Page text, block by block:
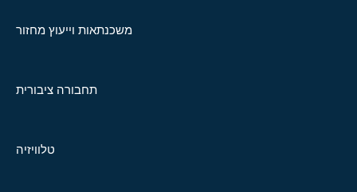
משכנתאות וייעוץ מחזור
תחבורה ציבורית
טלוויזיה